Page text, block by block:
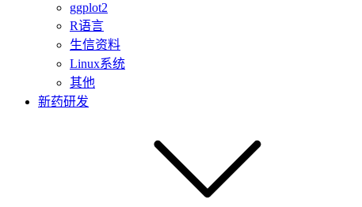
ggplot2
R语言
生信资料
Linux系统
其他
新药研发